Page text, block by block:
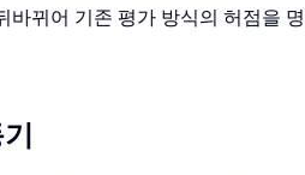
바뀌어 기존 평가 방식의 허점을